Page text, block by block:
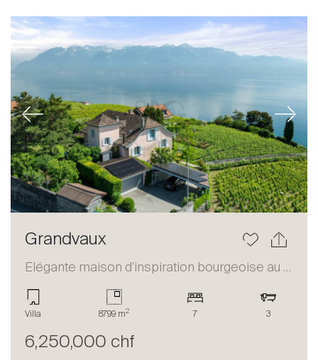
Previous Next
Grandvaux
Elégante maison d'inspiration bourgeoise au coeur du Lavaux
Villa 8799 m2 7 3
6,250,000 chf